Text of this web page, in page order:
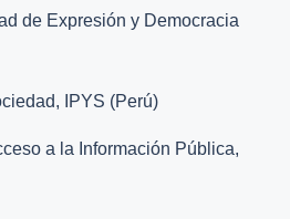
de Expresión y Democracia
IPYS (Perú)
a la Información Pública,